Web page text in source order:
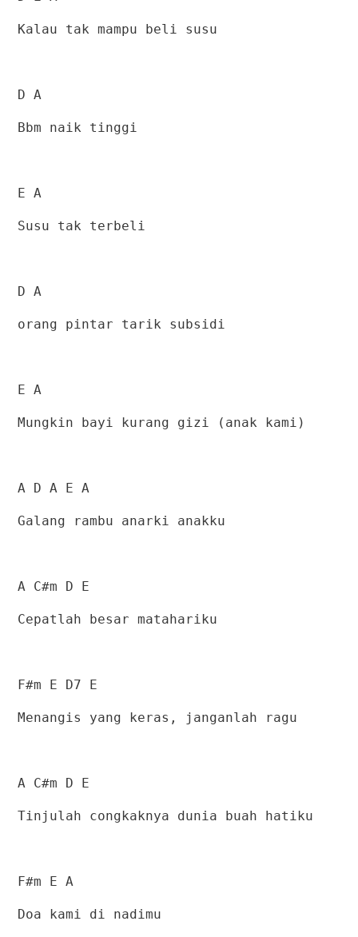
Kalau tak mampu beli susu
D A
Bbm naik tinggi
E A
Susu tak terbeli
D A
orang pintar tarik subsidi
E A
Mungkin bayi kurang gizi (anak kami)
A D A E A
Galang rambu anarki anakku
A C#m D E
Cepatlah besar matahariku
F#m E D7 E
Menangis yang keras, janganlah ragu
A C#m D E
Tinjulah congkaknya dunia buah hatiku
F#m E A
Doa kami di nadimu